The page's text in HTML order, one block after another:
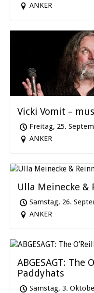
ANKER
Vicki Vomit –
Freitag, 25.
ANKER
Ulla Meinecke &
Samstag, 26.
ANKER
ABGESAGT: The
Paddyhats
Samstag, 3.